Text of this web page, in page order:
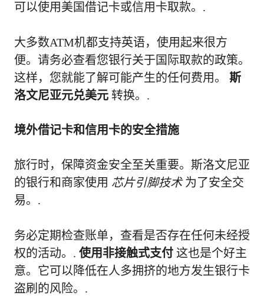
可以使用美国借记卡或信用卡取款。.
大多数ATM机都支持英语，使用起来很方
便。请务必查看您银行关于国际取款的政策。
这样，您就能了解可能产生的任何费用。 斯
洛文尼亚元兑美元 转换。.
境外借记卡和信用卡的安全措施
旅行时，保障资金安全至关重要。斯洛文尼亚
的银行和商家使用 芯片引脚技术为了安全交
易。.
务必定期检查账单，查看是否存在任何未经授
权的活动。. 使用非接触式支付 这也是个好主
意。它可以降低在人多拥挤的地方发生银行卡
盗刷的风险。.